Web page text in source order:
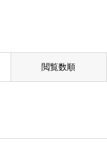
閲覧数順